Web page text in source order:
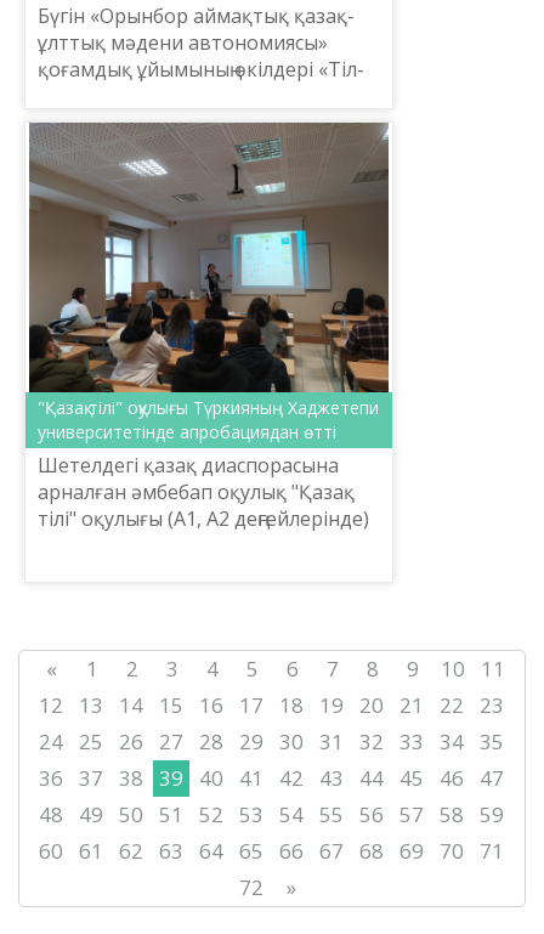
​Бүгін «Орынбор аймақтық қазақ-
ұлттық мәдени автономиясы»
қоғамдық ұйымының өкілдері «Тіл-
практикалық орталығы
жұмысымен танысып, шеберлік
сағатына қатыс...
"Қазақ тілі" оқулығы Түркияның Хаджетепи
университетінде апробациядан өтті
Шетелдегі қазақ диаспорасына
арналған әмбебап оқулық "Қазақ
тілі" оқулығы (А1, А2 деңгейлерінде)
« 1 2 3 4 5 6 7 8 9 10
11
12
13 14 15 16 17 18 19 20 21 22
23
24
25 26 27 28 29 30 31 32 33 34 35
36
37 38 39 40 41 42 43 44 45 46
47
48
49 50 51 52 53 54 55 56 57 58
59
60
61 62 63 64 65 66 67 68 69 70
71
72
»